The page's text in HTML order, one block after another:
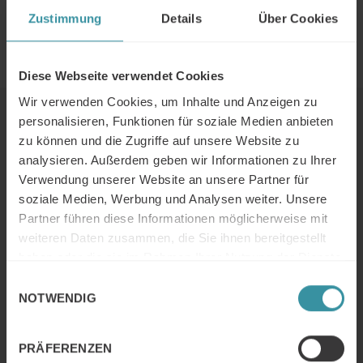
Zustimmung Details Über Cookies
Diese Webseite verwendet Cookies
Wir verwenden Cookies, um Inhalte und Anzeigen zu
personalisieren, Funktionen für soziale Medien anbieten
zu können und die Zugriffe auf unsere Website zu
analysieren. Außerdem geben wir Informationen zu Ihrer
Verwendung unserer Website an unsere Partner für
soziale Medien, Werbung und Analysen weiter. Unsere
Partner führen diese Informationen möglicherweise mit
weiteren Daten zusammen, die Sie ihnen bereitgestellt
NOTWENDIG
PRÄFERENZEN
Lesen Sie den vollständigen Artikel aus der Acquisa
04/2011 hier.
Weiter Lesen
Mercuri Insights / Juni 2026
Weiter Lesen